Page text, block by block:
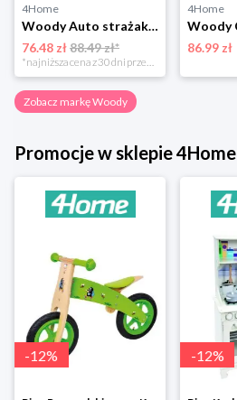
4Home
Woody Auto strażak z dźwiękami i światłem
76.48 zł88.49 zł*
4Home
86.99 zł
Zobacz markę Woody
Promocje w sklepie 4Home
-12% -12%